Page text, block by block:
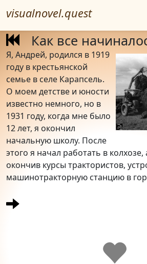
visualnovel.quest
Как все
Я, Андрей, родился в 1919
году в крестьянской
семье в селе Карапсель.
О моем детстве и юности
известно немного, но в
1931 году, когда мне было
12 лет, я окончил
начальную школу. После
этого я начал работать в колхозе,
окончив курсы трактористов,
машинотракторную станцию в